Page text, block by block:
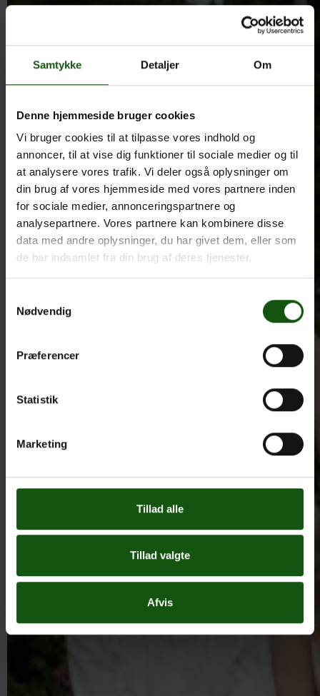
Samtykke Detaljer Om
Denne hjemmeside bruger cookies
Vi bruger cookies til at tilpasse vores indhold og
annoncer, til at vise dig funktioner til sociale medier og til
at analysere vores trafik. Vi deler også oplysninger om
din brug af vores hjemmeside med vores partnere inden
for sociale medier, annonceringspartnere og
analysepartnere. Vores partnere kan kombinere disse
data med andre oplysninger, du har givet dem, eller som
de har indsamlet fra din brug af deres tjenester.
Nødvendig
Præferencer
Statistik
Marketing
Tillad alle
Tillad valgte
Afvis